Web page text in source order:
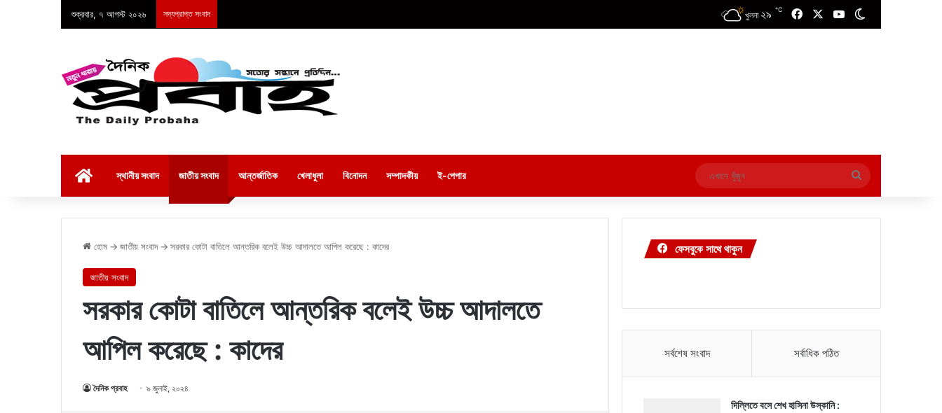
শুক্রবার, ৭ আগস্ট ২০২৬ সদ্যপ্রাপ্ত সংবাদ খুলনা ২৯ ℃ FacebookYouTube
স্থানীয় সংবাদ জাতীয় সংবাদ আন্তর্জাতিক খেলাধুলা বিনোদন সম্পাদকীয় ই-পেপার
এখানে
খুঁজুন
হোম → জাতীয় সংবাদ → সরকার কোটা বাতিলে আন্তরিক বলেই উচ্চ আদালতে আপিল করেছে : কাদের
জাতীয় সংবাদ
সরকার কোটা বাতিলে আন্তরিক বলেই উচ্চ আদালতে
আপিল করেছে : কাদের
দৈনিক প্রবাহ ৯ জুলাই, ২০২৪
ফেসবুকে সাথে থাকুন
সর্বশেষ সংবাদ সর্বাধিক পঠিত
দিল্লিতে বসে শেখ হাসিনা উস্কানি :